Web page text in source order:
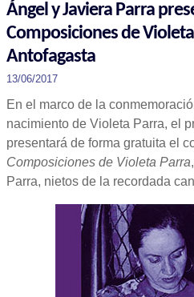
Ángel y Javiera Parra
Composiciones de
Antofagasta
13/06/2017
En el marco de la
nacimiento de Violeta Parra, el
presentará de forma gratuita el
Composiciones de Violeta Parra
Parra, nietos de la recordada